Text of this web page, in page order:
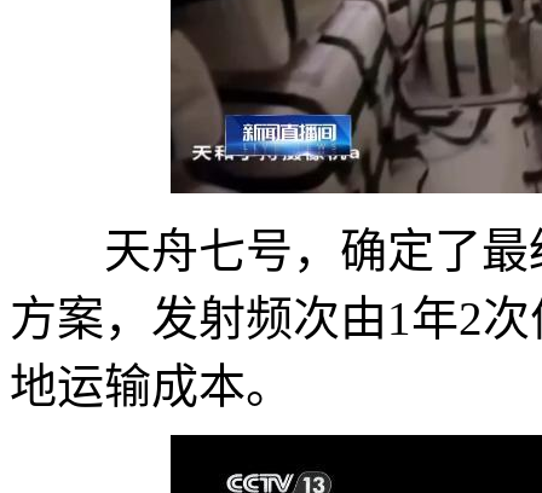
天舟七号，确定了最
方案，发射频次由1年2
地运输成本。